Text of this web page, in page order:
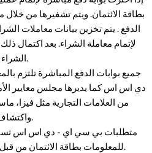
بطاقة الائتمان. ويتم تشفيرها من
الدفع . يتم تخزين بيانات معاملات
لإتمام معاملة الشراء. بعد اكتمال
الشراء.
جميع بوابات الدفع المباشرة تلتزم
دي اس اس كما يديرها مجلس معايير
من العلامات التجارية مثل فيزا،
واكتشاف.
متطلبات بي سي اي - دي اس اس
للمعلومات بطاقة الائتمان من قبل متجرنا ومقدمي الخدمات.